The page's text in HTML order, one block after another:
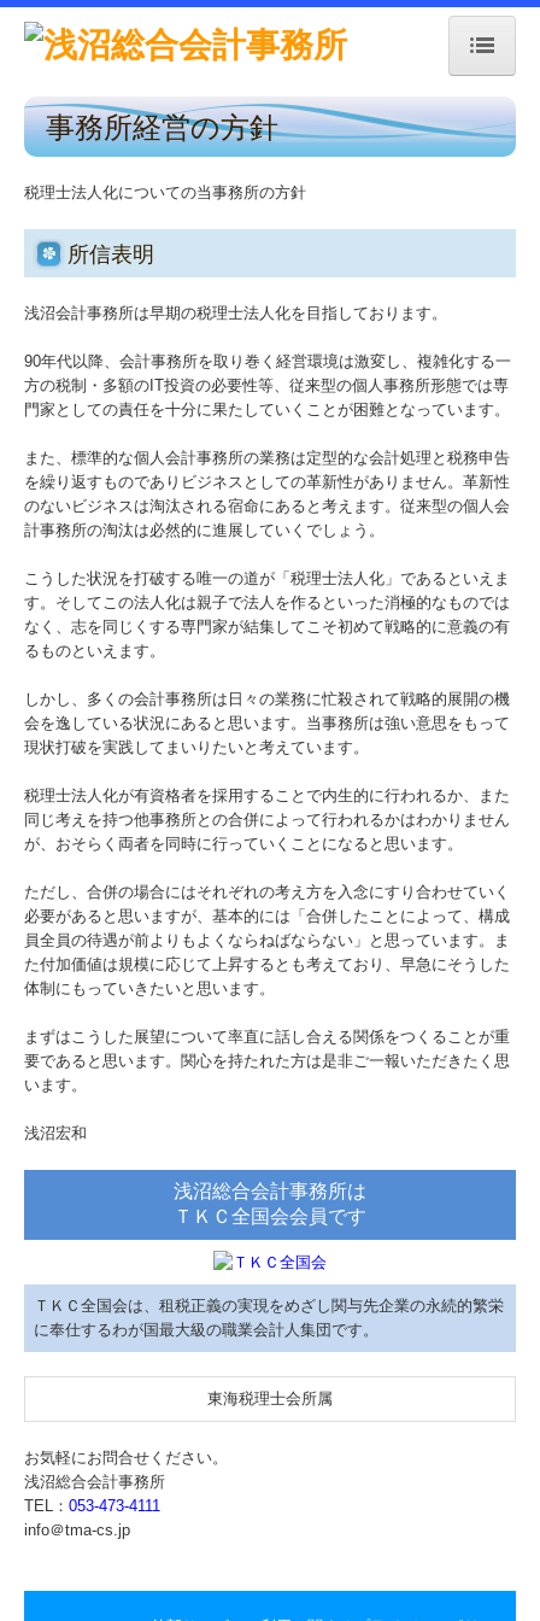
トップページ
お知らせ
事務所の紹介
所内の様子
交通案内
業務案内
セミナー案内
お問合せ
補助金・助成金・融資情報
関与先向け融資商品ご紹介
経営者オススメ情報
税務カレンダー
税務Q&A
事務所経営の方針
TKCシステムQ&A
事務所経営の方針
税理士法人化についての当事務所の方針
所信表明
浅沼会計事務所は早期の税理士法人化を目指しております。
90年代以降、会計事務所を取り巻く経営環境は激変し、複雑化する一
方の税制・多額のIT投資の必要性等、従来型の個人事務所形態では専
門家としての責任を十分に果たしていくことが困難となっています。
また、標準的な個人会計事務所の業務は定型的な会計処理と税務申告
を繰り返すものでありビジネスとしての革新性がありません。革新性
のないビジネスは淘汰される宿命にあると考えます。従来型の個人会
計事務所の淘汰は必然的に進展していくでしょう。
こうした状況を打破する唯一の道が「税理士法人化」であるといえま
す。そしてこの法人化は親子で法人を作るといった消極的なものでは
なく、志を同じくする専門家が結集してこそ初めて戦略的に意義の有
るものといえます。
しかし、多くの会計事務所は日々の業務に忙殺されて戦略的展開の機
会を逸している状況にあると思います。当事務所は強い意思をもって
現状打破を実践してまいりたいと考えています。
税理士法人化が有資格者を採用することで内生的に行われるか、また
同じ考えを持つ他事務所との合併によって行われるかはわかりません
が、おそらく両者を同時に行っていくことになると思います。
ただし、合併の場合にはそれぞれの考え方を入念にすり合わせていく
必要があると思いますが、基本的には「合併したことによって、構成
員全員の待遇が前よりもよくならねばならない」と思っています。ま
た付加価値は規模に応じて上昇するとも考えており、早急にそうした
体制にもっていきたいと思います。
まずはこうした展望について率直に話し合える関係をつくることが重
要であると思います。関心を持たれた方は是非ご一報いただきたく思
います。
浅沼宏和
浅沼総合会計事務所は
ＴＫＣ全国会会員です
ＴＫＣ全国会は、租税正義の実現をめざし関与先企業の永続的繁栄
に奉仕するわが国最大級の職業会計人集団です。
東海税理士会所属
お気軽にお問合せください。
浅沼総合会計事務所
TEL： 053-473-4111
info＠tma-cs.jp